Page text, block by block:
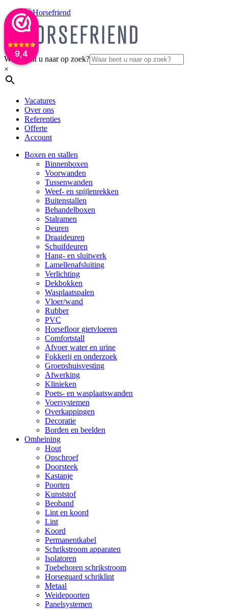
9,4
Waar bent u naar op zoek?
×
Vacatures
Over ons
Referenties
Offerte
Account
Boxen en stallen
Binnenboxen
Voorwanden
Tussenwanden
Weef- en spijlenrekken
Buitenstallen
Behandelboxen
Stalramen
Deuren
Draaideuren
Schuifdeuren
Hang- en sluitwerk
Lamellenafsluiting
Verlichting
Dekbokken
Wasplaatspalen
Vloer/wand
Rubber
PVC
Horsefloor gietvloeren
Comfortstall
Afvoer water en urine
Fokkerij en onderzoek
Groepshuisvesting
Afwerking
Klinieken
Poets- en wasplaatswanden
Voersystemen
Overkappingen
Decoratie
Borden en beelden
Omheining
Hout
Opschroef
Doorsteek
Kastanje
Poorten
Kunststof
Beoband
Lint en koord
Lint
Koord
Permanentkabel
Schrikstroom apparaten
Isolatoren
Toebehoren schrikstroom
Horseguard schriklint
Metaal
Weidepoorten
Panelsystemen